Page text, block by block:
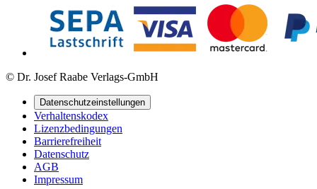
© Dr. Josef Raabe Verlags-GmbH
Datenschutzeinstellungen
Verhaltenskodex
Lizenzbedingungen
Barrierefreiheit
Datenschutz
AGB
Impressum